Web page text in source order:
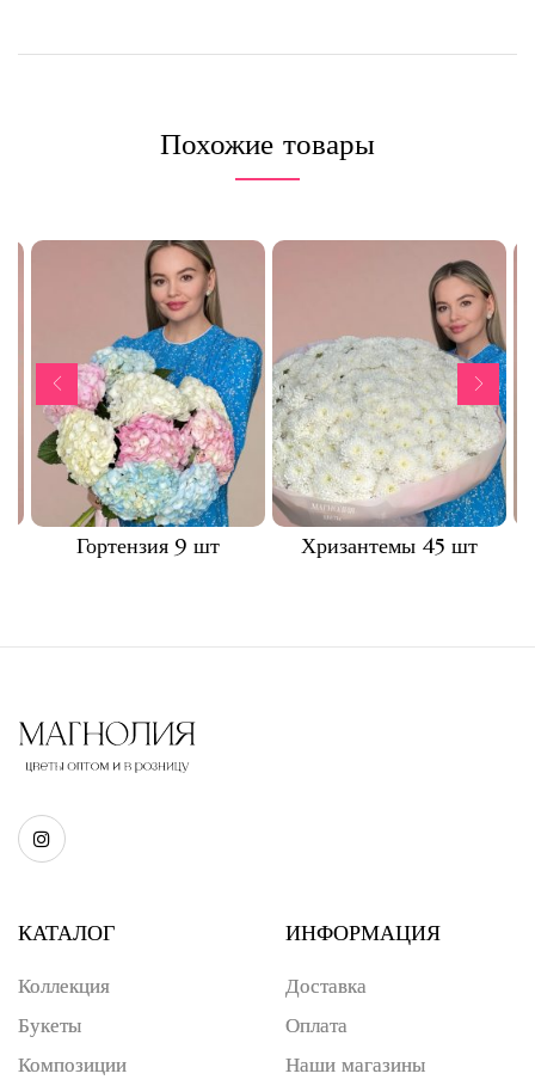
Похожие товары
Гортензия 9 шт Хризантемы 45 шт
КАТАЛОГ
Коллекция
Букеты
Композиции
ИНФОРМАЦИЯ
Доставка
Оплата
Наши магазины